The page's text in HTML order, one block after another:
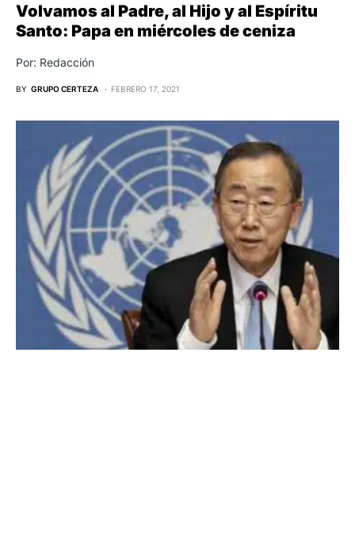
Volvamos al Padre, al Hijo y al Espíritu
Santo: Papa en miércoles de ceniza
Por: Redacción
BY GRUPO CERTEZA FEBRERO 17, 2021